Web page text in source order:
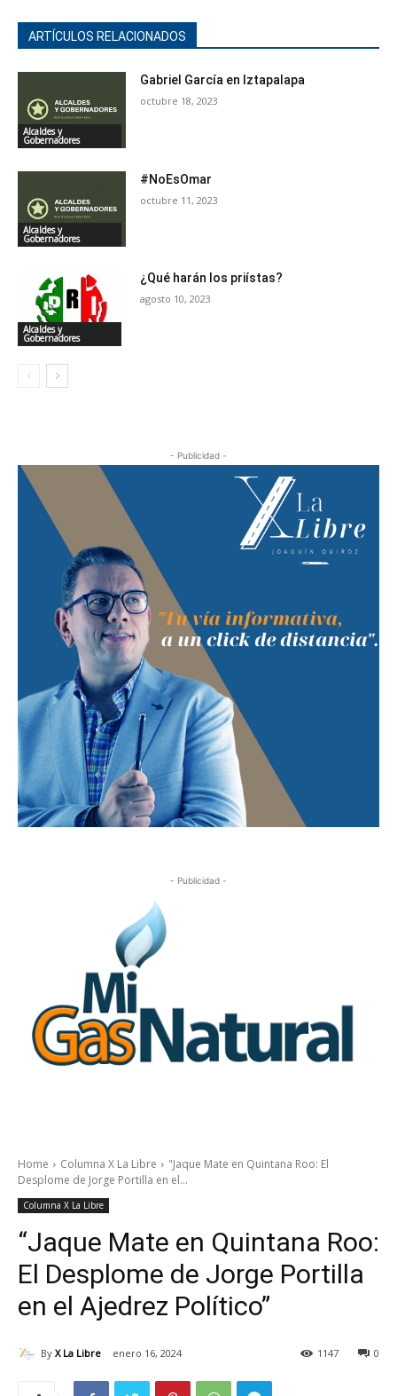
ARTÍCULOS RELACIONADOS
Alcaldes y
Gobernadores
Gabriel García en Iztapalapa
octubre 18, 2023
Alcaldes y
Gobernadores
#NoEsOmar
octubre 11, 2023
Alcaldes y
Gobernadores
¿Qué harán los priístas?
agosto 10, 2023
- Publicidad -
- Publicidad -